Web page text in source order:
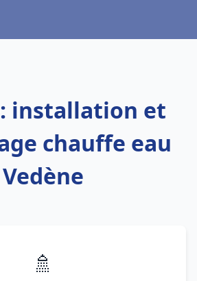
installation et
chauffe eau
Vedène
🚿